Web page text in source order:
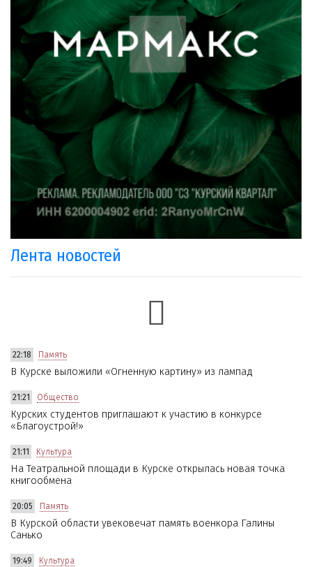
Лента новостей
22:18 Память
В Курске выложили «Огненную картину» из лампад
21:21 Общество
Курских студентов приглашают к участию в конкурсе
«Благоустрой!»
21:11 Культура
На Театральной площади в Курске открылась новая точка
книгообмена
20:05 Память
В Курской области увековечат память военкора Галины
Санько
19:49 Культура